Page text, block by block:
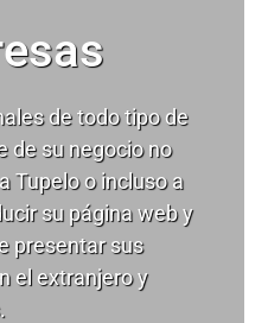
de todo tipo de
de su negocio no
Tupelo o incluso a
su página web y
presentar sus
el extranjero y